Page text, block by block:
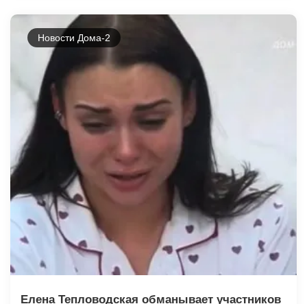
Новости Дома-2
Елена Тепловодская обманывает участников